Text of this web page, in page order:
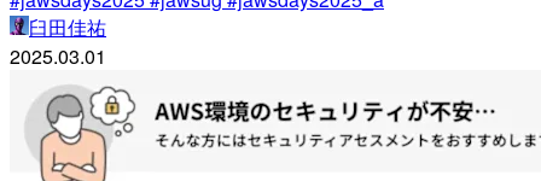
臼田佳祐
2025.03.01